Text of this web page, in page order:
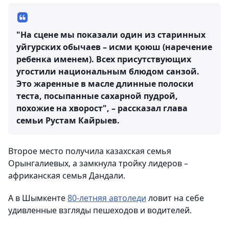
"На сцене мы показали один из старинных
уйгурских обычаев – исми қоюш (наречение
ребенка именем). Всех присутствующих
угостили национальным блюдом санзой.
Это жаренные в масле длинные полоски
теста, посыпанные сахарной пудрой,
похожие на хворост", – рассказал глава
семьи Рустам Кайрыев.
Второе место получила казахская семья
Орынгалиевых, а замкнула тройку лидеров –
африканская семья Дандали.
А в Шымкенте80-летняя автоледи ловит на себе
удивленные взгляды пешеходов и водителей.